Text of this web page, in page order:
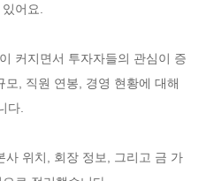
어요.
커지면서 투자자들의 관심이 증
, 직원 연봉, 경영 현황에 대해
다.
사 위치, 회장 정보, 그리고 금 가